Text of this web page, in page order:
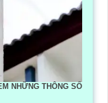
NHỮNG THÔNG SỐ